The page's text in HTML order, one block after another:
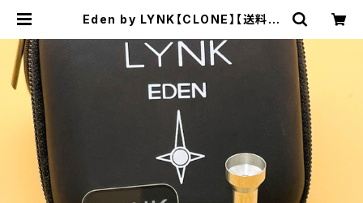
Eden by LYNK【CLONE】【送料無
DNA 60W 70W Box Mod】【SXK
BB / Billet ボックスモッド キット B
oro 用 Styled RBA ブリッジ V2 M
2】【Vandy Vape Pulse AIO / Ct
hulhu AIO】 | CLONEbums | VA
PE RTA RBA RDA RDTA 電子タ
バコ シーシャ 水パイプ Shisha